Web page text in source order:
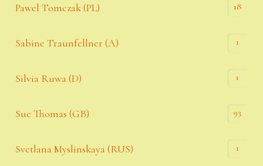
Pawel Tomczak (PL) 18
Sabine Traunfellner (A) 1
Silvia Ruwa (D) 1
Sue Thomas (GB) 93
Svetlana Myslinskaya (RUS) 1